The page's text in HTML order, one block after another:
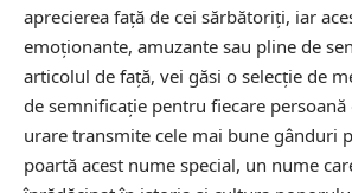
aprecierea față de cei sărbătoriți, iar
emoționante, amuzante sau pline de
articolul de față, vei găsi o selecție de
de semnificație pentru fiecare persoană
urare transmite cele mai bune gânduri
poartă acest nume special, un nume